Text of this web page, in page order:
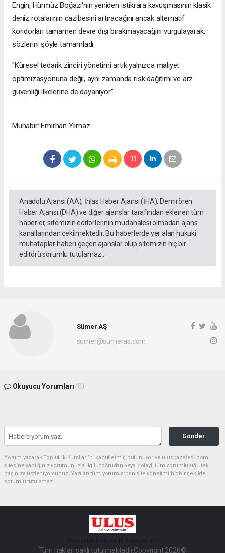
Engin, Hürmüz Boğazı'nın yeniden istikrara kavuşmasının klasik
deniz rotalarının cazibesini artıracağını ancak alternatif
koridorları tamamen devre dışı bırakmayacağını vurgulayarak,
sözlerini şöyle tamamladı:
"Küresel tedarik zinciri yönetimi artık yalnızca maliyet
optimizasyonuna değil, aynı zamanda risk dağıtımı ve arz
güvenliği ilkelerine de dayanıyor."
Muhabir: Emirhan Yılmaz
Anadolu Ajansı (AA), İhlas Haber Ajansı (İHA), Demirören
Haber Ajansı (DHA) ve diğer ajanslar tarafından eklenen tüm
haberler, sitemizin editörlerinin müdahalesi olmadan ajans
kanallarından çekilmektedir. Bu haberlerde yer alan hukuki
muhataplar haberi geçen ajanslar olup sitemizin hiç bir
editörü sorumlu tutulamaz...
Sümer AŞ
sumer@sumeras.com
Okuyucu Yorumları (0)
Gönder
Yorum yazarak Topluluk Kuralları’nı kabul etmiş bulunuyor ve ulusgazetesi.com
sitesine yaptığınız yorumunuzla ilgili doğrudan veya dolaylı tüm sorumluluğu tek
başınıza üstleniyorsunuz. Yazılan tüm yorumlardan site yönetimi hiçbir şekilde
sorumlu tutulamaz.
Tüm hakları saklı tutulmaktadır.Copyright 2026©